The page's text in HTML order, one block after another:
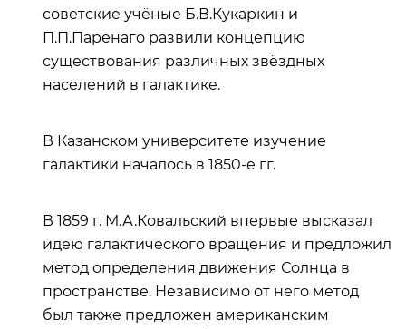
советские учёные Б.В.Кукаркин и
П.П.Паренаго развили концепцию
существования различных звёздных
населений в галактике.
В Казанском университете изучение
галактики началось в 1850-е гг.
В 1859 г. М.А.Ковальский впервые высказал
идею галактического вращения и предложил
метод определения движения Солнца в
пространстве. Независимо от него метод
был также предложен американским